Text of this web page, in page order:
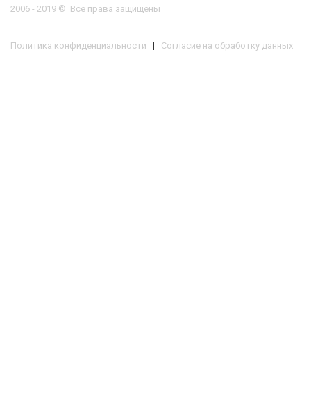
2006 - 2019 © Все права защищены
Политика конфиденциальности | Согласие на обработку данных